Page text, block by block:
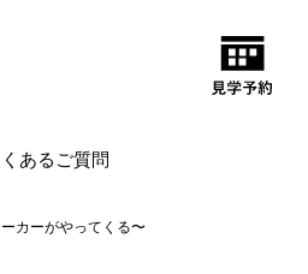
あるご質問
カーがやってくる〜